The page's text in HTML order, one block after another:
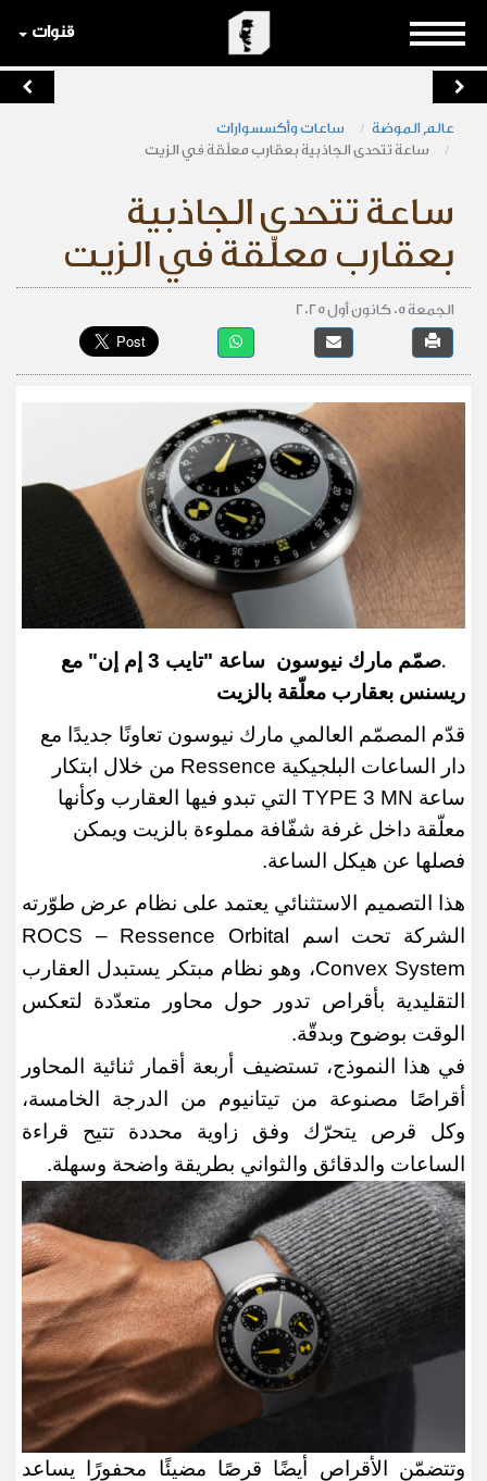
قنوات
عالم الموضة
ساعات وأكسسوارات
ساعة تتحدى الجاذبية بعقارب معلّقة في الزيت
ساعة تتحدى الجاذبية
بعقارب معلّقة في الزيت
الجمعة 05 كانون أول 2025
.صمّم مارك نيوسون
ساعة "تايب 3 إم إن" مع
ريسنس بعقارب معلّقة بالزيت
قدّم المصمّم العالمي مارك نيوسون تعاونًا جديدًا مع
دار الساعات البلجيكية Ressence من خلال ابتكار
ساعة TYPE 3 MN التي تبدو فيها العقارب وكأنها
معلّقة داخل غرفة شفّافة مملوءة بالزيت ويمكن
فصلها عن هيكل الساعة.
هذا التصميم الاستثنائي يعتمد على نظام عرض طوّرته
الشركة تحت اسم
ROCS – Ressence Orbital
Convex System، وهو نظام مبتكر يستبدل العقارب
التقليدية بأقراص تدور حول محاور متعدّدة لتعكس
الوقت بوضوح وبدقّة.
في هذا النموذج، تستضيف أربعة أقمار ثنائية المحاور
أقراصًا مصنوعة من تيتانيوم من الدرجة الخامسة،
وكل قرص يتحرّك وفق زاوية محددة تتيح قراءة
الساعات والدقائق والثواني بطريقة واضحة وسهلة.
وتتضمّن الأقراص أيضًا قرصًا مضيئًا محفورًا يساعد